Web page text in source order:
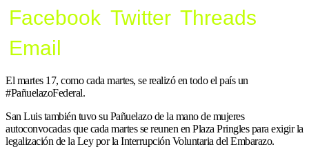
Facebook Twitter Threads
Email
El martes 17, como cada martes, se realizó en todo el país un
#PañuelazoFederal.
San Luis también tuvo su Pañuelazo de la mano de mujeres
autoconvocadas que cada martes se reunen en Plaza Pringles para exigir la
legalización de la Ley por la Interrupción Voluntaria del Embarazo.